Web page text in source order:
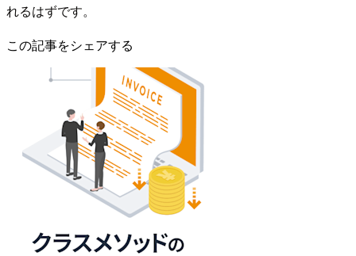
れるはずです。
この記事をシェアする